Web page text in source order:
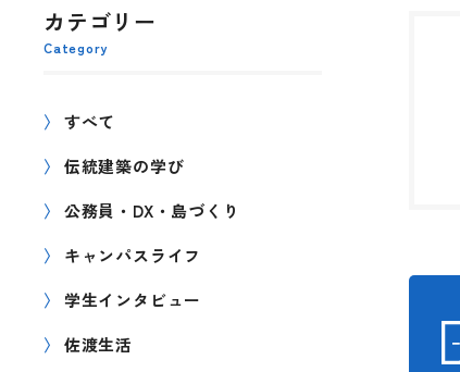
カテゴリー
Category
すべて
伝統建築の学び
公務員・DX・島づくり
キャンパスライフ
学生インタビュー
佐渡生活